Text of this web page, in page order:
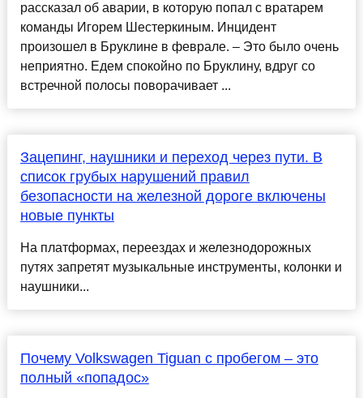
рассказал об аварии, в которую попал с вратарем
команды Игорем Шестеркиным. Инцидент
произошел в Бруклине в феврале. – Это было очень
неприятно. Едем спокойно по Бруклину, вдруг со
встречной полосы поворачивает ...
Зацепинг, наушники и переход через пути. В
список грубых нарушений правил
безопасности на железной дороге включены
новые пункты
На платформах, переездах и железнодорожных
путях запретят музыкальные инструменты, колонки и
наушники...
Почему Volkswagen Tiguan с пробегом – это
полный «попадос»